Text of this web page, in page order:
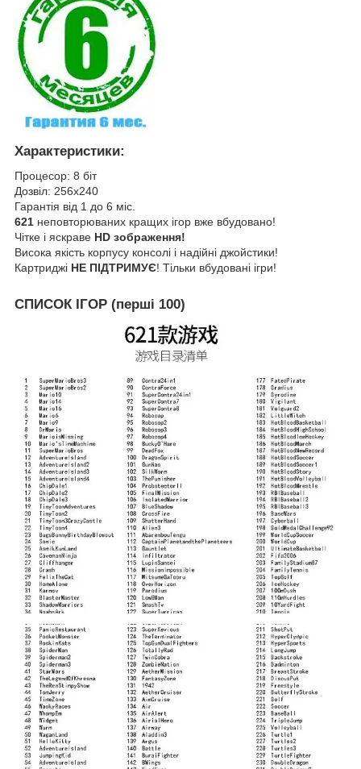
Характеристики:
Процесор: 8 біт
Дозвіл: 256x240
Гарантія від 1 до 6 міс.
621 неповторюваних кращих ігор вже вбудовано!
Чітке і яскраве HD зображення!
Висока якість корпусу консолі і надійні джойстики!
Картриджі НЕ ПІДТРИМУЄ! Тільки вбудовані ігри!
СПИСОК ІГОР (перші 100)